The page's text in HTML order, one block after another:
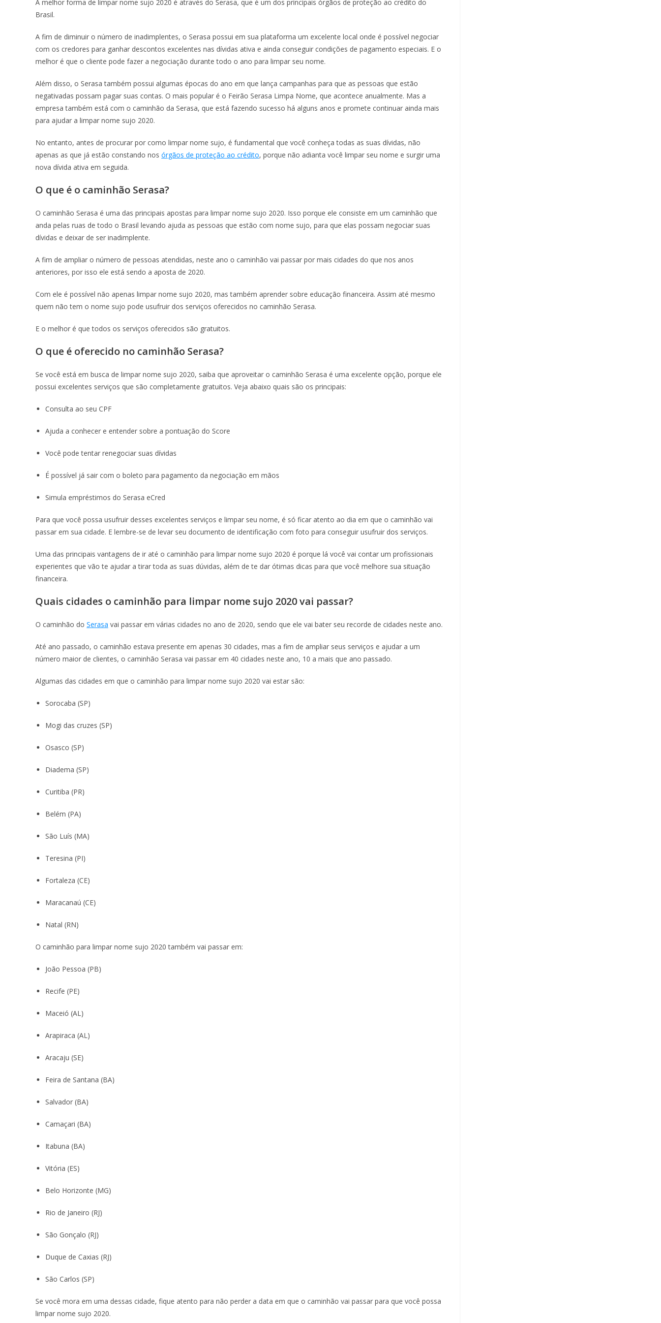
A melhor forma de limpar nome sujo 2020 é através do Serasa, que é um dos principais órgãos de proteção ao crédito do
Brasil.
A fim de diminuir o número de inadimplentes, o Serasa possui em sua plataforma um excelente local onde é possível negociar
com os credores para ganhar descontos excelentes nas dívidas ativa e ainda conseguir condições de pagamento especiais. E o
melhor é que o cliente pode fazer a negociação durante todo o ano para limpar seu nome.
Além disso, o Serasa também possui algumas épocas do ano em que lança campanhas para que as pessoas que estão
negativadas possam pagar suas contas. O mais popular é o Feirão Serasa Limpa Nome, que acontece anualmente. Mas a
empresa também está com o caminhão da Serasa, que está fazendo sucesso há alguns anos e promete continuar ainda mais
para ajudar a limpar nome sujo 2020.
No entanto, antes de procurar por como limpar nome sujo, é fundamental que você conheça todas as suas dívidas, não
apenas as que já estão constando nos órgãos de proteção ao crédito, porque não adianta você limpar seu nome e surgir uma
nova dívida ativa em seguida.
O que é o caminhão Serasa?
O caminhão Serasa é uma das principais apostas para limpar nome sujo 2020. Isso porque ele consiste em um caminhão que
anda pelas ruas de todo o Brasil levando ajuda as pessoas que estão com nome sujo, para que elas possam negociar suas
dívidas e deixar de ser inadimplente.
A fim de ampliar o número de pessoas atendidas, neste ano o caminhão vai passar por mais cidades do que nos anos
anteriores, por isso ele está sendo a aposta de 2020.
Com ele é possível não apenas limpar nome sujo 2020, mas também aprender sobre educação financeira. Assim até mesmo
quem não tem o nome sujo pode usufruir dos serviços oferecidos no caminhão Serasa.
E o melhor é que todos os serviços oferecidos são gratuitos.
O que é oferecido no caminhão Serasa?
Se você está em busca de limpar nome sujo 2020, saiba que aproveitar o caminhão Serasa é uma excelente opção, porque ele
possui excelentes serviços que são completamente gratuitos. Veja abaixo quais são os principais:
Consulta ao seu CPF
Ajuda a conhecer e entender sobre a pontuação do Score
Você pode tentar renegociar suas dívidas
É possível já sair com o boleto para pagamento da negociação em mãos
Simula empréstimos do Serasa eCred
Para que você possa usufruir desses excelentes serviços e limpar seu nome, é só ficar atento ao dia em que o caminhão vai
passar em sua cidade. E lembre-se de levar seu documento de identificação com foto para conseguir usufruir dos serviços.
Uma das principais vantagens de ir até o caminhão para limpar nome sujo 2020 é porque lá você vai contar um profissionais
experientes que vão te ajudar a tirar toda as suas dúvidas, além de te dar ótimas dicas para que você melhore sua situação
financeira.
Quais cidades o caminhão para limpar nome sujo 2020 vai passar?
O caminhão do Serasa vai passar em várias cidades no ano de 2020, sendo que ele vai bater seu recorde de cidades neste ano.
Até ano passado, o caminhão estava presente em apenas 30 cidades, mas a fim de ampliar seus serviços e ajudar a um
número maior de clientes, o caminhão Serasa vai passar em 40 cidades neste ano, 10 a mais que ano passado.
Algumas das cidades em que o caminhão para limpar nome sujo 2020 vai estar são:
Sorocaba (SP)
Mogi das cruzes (SP)
Osasco (SP)
Diadema (SP)
Curitiba (PR)
Belém (PA)
São Luís (MA)
Teresina (PI)
Fortaleza (CE)
Maracanaú (CE)
Natal (RN)
O caminhão para limpar nome sujo 2020 também vai passar em:
João Pessoa (PB)
Recife (PE)
Maceió (AL)
Arapiraca (AL)
Aracaju (SE)
Feira de Santana (BA)
Salvador (BA)
Camaçari (BA)
Itabuna (BA)
Vitória (ES)
Belo Horizonte (MG)
Rio de Janeiro (RJ)
São Gonçalo (RJ)
Duque de Caxias (RJ)
São Carlos (SP)
Se você mora em uma dessas cidade, fique atento para não perder a data em que o caminhão vai passar para que você possa
limpar nome sujo 2020.